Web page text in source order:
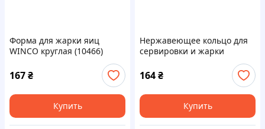
Форма для жарки яиц
WINCO круглая (10466)
167₴
Купить
Нержавеющее кольцо для
сервировки и жарки
164₴
Купить